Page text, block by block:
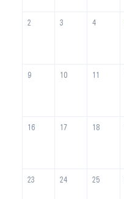
2 3 4
9 10 11
16 17 18
23 24 25